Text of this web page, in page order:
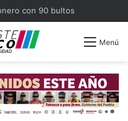
Menú